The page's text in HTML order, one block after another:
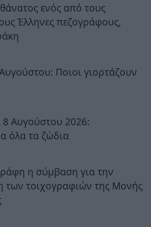
ενός από τους
Έλληνες πεζογράφους,
Ποιοι γιορτάζουν
Αυγούστου 2026:
όλα τα ζώδια
η σύμβαση για την
των τοιχογραφιών της Μονής